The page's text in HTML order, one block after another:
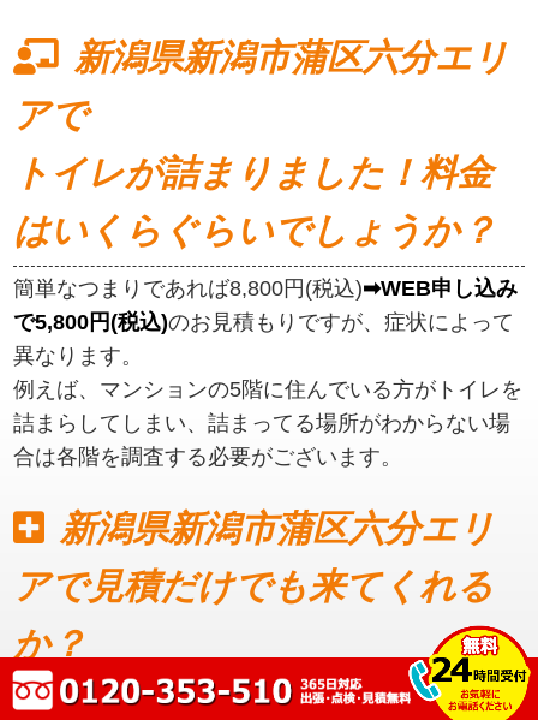
新潟県新潟市蒲区六分エリ
アで
トイレが詰まりました！料金
はいくらぐらいでしょうか？
簡単なつまりであれば8,800円(税込)➡WEB申し込み
で5,800円(税込)のお見積もりですが、症状によって
異なります。
例えば、マンションの5階に住んでいる方がトイレを
詰まらしてしまい、詰まってる場所がわからない場
合は各階を調査する必要がございます。
新潟県新潟市蒲区六分エリ
アで見積だけでも来てくれる
か？
見積もりだけでも可能です。